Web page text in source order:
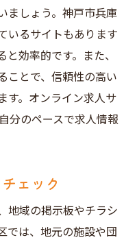
ましょう。神戸市兵庫
いるサイトもあります
効率的です。また、
ことで、信頼性の高い
す。オンライン求人サ
分のペースで求人情報
ェック
地域の掲示板やチラシ
では、地元の施設や団